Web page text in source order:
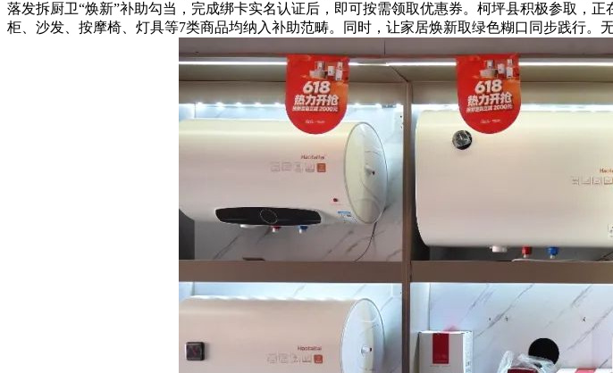
落发拆厨卫“焕新”补助勾当，完成绑卡实名认证后，即可按需领取优惠券。柯坪县积极参取，
柜、沙发、按摩椅、灯具等7类商品均纳入补助范畴。同时，让家居焕新取绿色糊口同步践行